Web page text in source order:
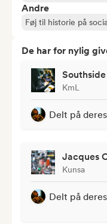
Andre
Føj til historie på
De har for nylig
Southside
KmL
Delt på
Jacques
Kunsa
Delt på